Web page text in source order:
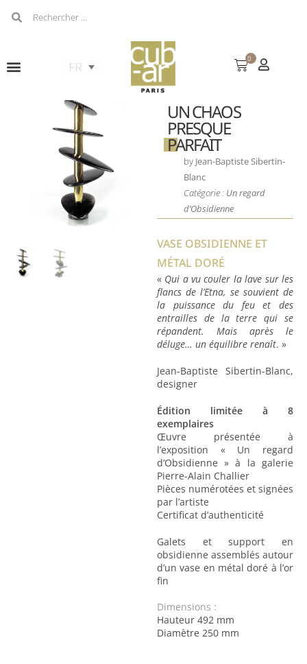
0
UN CHAOS
PRESQUE
PARFAIT
by Jean-Baptiste Sibertin-
Blanc
Catégorie : Un regard
d’Obsidienne
VASE OBSIDIENNE ET
MÉTAL DORÉ
« Qui a vu couler la lave sur les
flancs de l’Etna, se souvient de
la puissance du feu et des
entrailles de la terre qui se
répandent. Mais après le
déluge… un équilibre renaît. »
Jean-Baptiste Sibertin-Blanc,
designer
Édition limitée à 8
exemplaires
Œuvre présentée à
l’exposition « Un regard
d’Obsidienne » à la galerie
Pierre-Alain Challier
Pièces numérotées et signées
par l’artiste
Certificat d’authenticité
Galets et support en
obsidienne assemblés autour
d’un vase en métal doré à l’or
fin
Dimensions :
Hauteur 492 mm
Diamètre 250 mm